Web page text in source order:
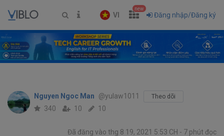
VI
new
Đăng nhập/Đăng ký
Nguyen Ngoc Man @yulaw1011 Theo dõi
340 10 10
Đã đăng vào thg 8 19, 2021 5:53 CH 7 phút đọc